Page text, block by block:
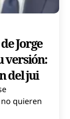
Jorge
versión:
del jui
quieren